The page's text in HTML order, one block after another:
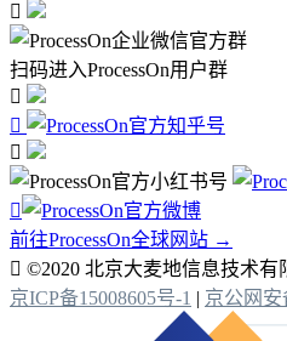

扫码进入ProcessOn用户群




前往ProcessOn全球网站 →
 ©2020 北京大麦地信息技术有
京ICP备15008605号-1 | 京公网安